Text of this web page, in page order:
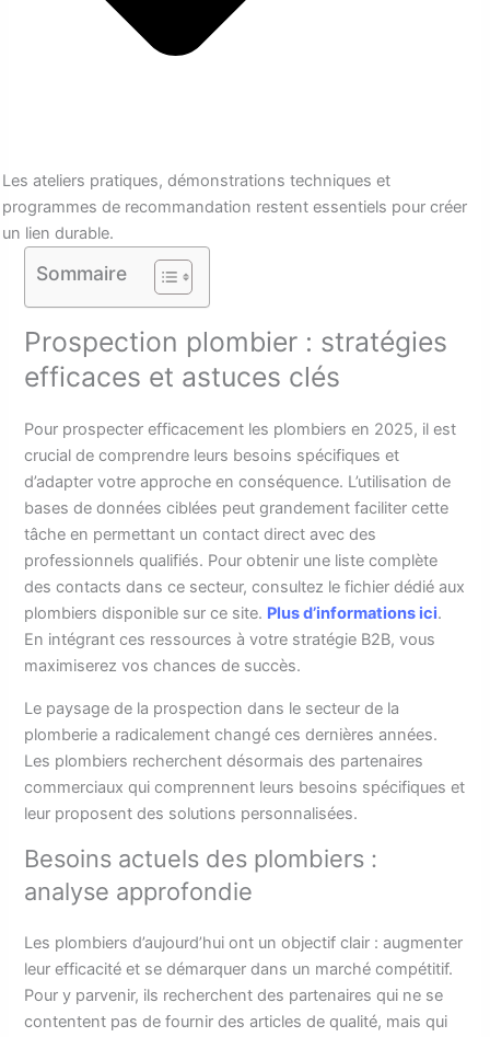
Les ateliers pratiques, démonstrations techniques et
programmes de recommandation restent essentiels pour créer
un lien durable.
Sommaire
Prospection plombier : stratégies
efficaces et astuces clés
Pour prospecter efficacement les plombiers en 2025, il est
crucial de comprendre leurs besoins spécifiques et
d’adapter votre approche en conséquence. L’utilisation de
bases de données ciblées peut grandement faciliter cette
tâche en permettant un contact direct avec des
professionnels qualifiés. Pour obtenir une liste complète
des contacts dans ce secteur, consultez le fichier dédié aux
plombiers disponible sur ce site. Plus d’informations ici.
En intégrant ces ressources à votre stratégie B2B, vous
maximiserez vos chances de succès.
Le paysage de la prospection dans le secteur de la
plomberie a radicalement changé ces dernières années.
Les plombiers recherchent désormais des partenaires
commerciaux qui comprennent leurs besoins spécifiques et
leur proposent des solutions personnalisées.
Besoins actuels des plombiers :
analyse approfondie
Les plombiers d’aujourd’hui ont un objectif clair : augmenter
leur efficacité et se démarquer dans un marché compétitif.
Pour y parvenir, ils recherchent des partenaires qui ne se
contentent pas de fournir des articles de qualité, mais qui